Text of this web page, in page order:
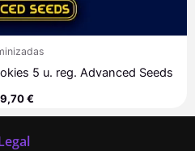
5 u. reg. Advanced Seeds
€